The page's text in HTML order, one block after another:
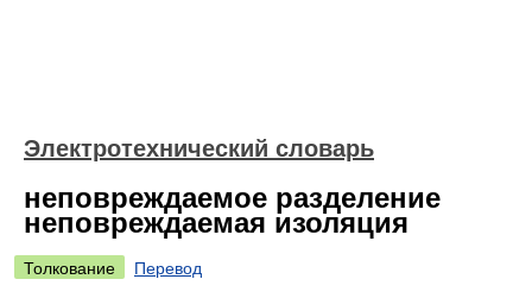
Электротехнический словарь
неповреждаемое разделение
неповреждаемая изоляция
Толкование
Перевод